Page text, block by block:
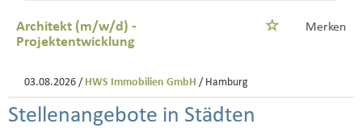
Architekt (m/w/d) -
Projektentwicklung
Merken
03.08.2026 / HWS Immobilien GmbH / Hamburg
Stellenangebote in Städten